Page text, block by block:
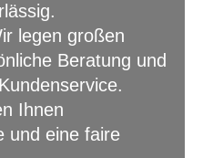
legen großen
Beratung und
Ihnen
und eine faire